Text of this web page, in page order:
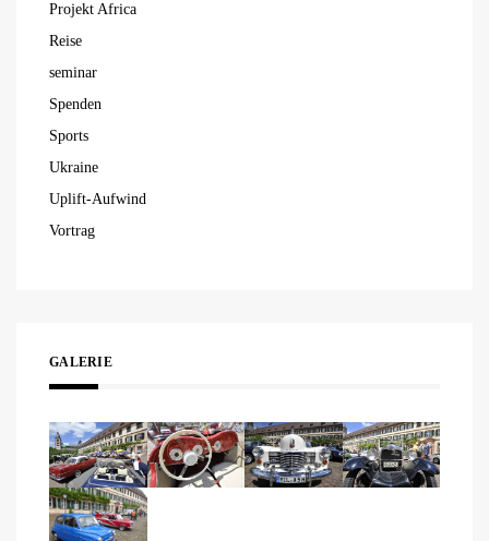
Projekt Africa
Reise
seminar
Spenden
Sports
Ukraine
Uplift-Aufwind
Vortrag
GALERIE